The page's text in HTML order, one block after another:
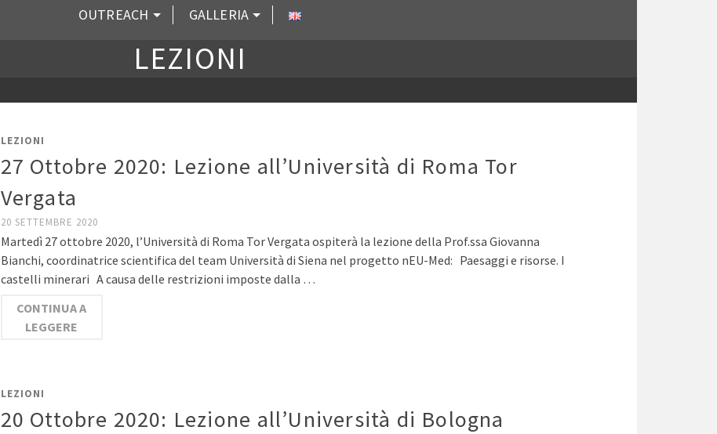
OUTREACH GALLERIA
LEZIONI
LEZIONI
27 Ottobre 2020: Lezione all’Università di Roma Tor
Vergata
20 SETTEMBRE 2020
Martedì 27 ottobre 2020, l’Università di Roma Tor Vergata ospiterà la lezione della Prof.ssa Giovanna
Bianchi, coordinatrice scientifica del team Università di Siena nel progetto nEU-Med: Paesaggi e risorse. I
castelli minerari A causa delle restrizioni imposte dalla …
CONTINUA A
LEGGERE
LEZIONI
20 Ottobre 2020: Lezione all’Università di Bologna